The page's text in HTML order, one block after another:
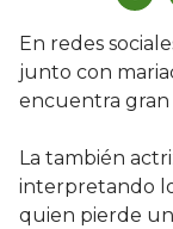
En redes
junto con
encuentra gran
La también
interpretando
quien pierde